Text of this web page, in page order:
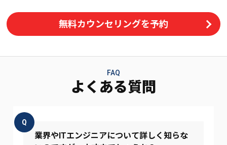
無料カウンセリングを予約
FAQ
よくある質問
Q
業界やITエンジニアについて詳しく知らな